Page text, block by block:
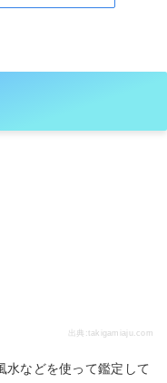
出典:takigamiaju.com
水などを使って鑑定して